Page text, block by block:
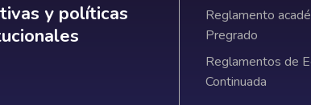
y políticas institucionales
y políticas
Reglamento
Pregrado
Reglamentos de
Continuada